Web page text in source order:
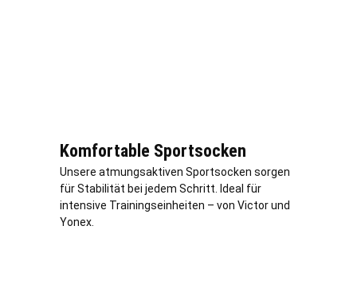
Komfortable Sportsocken
Unsere atmungsaktiven Sportsocken sorgen
für Stabilität bei jedem Schritt. Ideal für
intensive Trainingseinheiten – von Victor und
Yonex.